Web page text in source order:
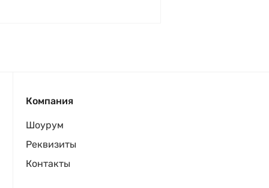
Компания
Шоурум
Реквизиты
Контакты